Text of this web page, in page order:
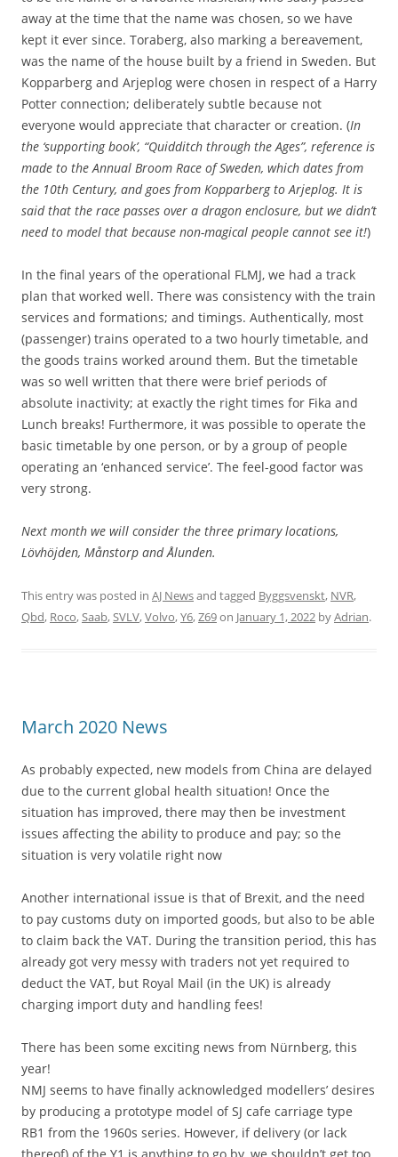
e
a
l
l
e
R
a
i
l
a
y
e
d
i
a
h
o
t
o
.
away at the time that the name was chosen, so we have
kept it ever since. Toraberg, also marking a bereavement,
was the name of the house built by a friend in Sweden. But
Kopparberg and Arjeplog were chosen in respect of a Harry
Potter connection; deliberately subtle because not
everyone would appreciate that character or creation. (In
the ‘supporting book’, “Quidditch through the Ages”, reference is
made to the Annual Broom Race of Sweden, which dates from
the 10th Century, and goes from Kopparberg to Arjeplog. It is
said that the race passes over a dragon enclosure, but we didn’t
need to model that because non-magical people cannot see it!)
In the final years of the operational FLMJ, we had a track
plan that worked well. There was consistency with the train
services and formations; and timings. Authentically, most
(passenger) trains operated to a two hourly timetable, and
the goods trains worked around them. But the timetable
was so well written that there were brief periods of
absolute inactivity; at exactly the right times for Fika and
Lunch breaks! Furthermore, it was possible to operate the
basic timetable by one person, or by a group of people
operating an ‘enhanced service’. The feel-good factor was
very strong.
Next month we will consider the three primary locations,
Lövhöjden, Månstorp and Ålunden.
This entry was posted in AJ Newsand tagged Byggsvenskt, NVR,
Qbd, Roco,Saab,SVLV,Volvo,Y6,Z69on January 1, 2022 byAdrian.
March 2020 News
As probably expected, new models from China are delayed
due to the current global health situation! Once the
situation has improved, there may then be investment
issues affecting the ability to produce and pay; so the
situation is very volatile right now
Another international issue is that of Brexit, and the need
to pay customs duty on imported goods, but also to be able
to claim back the VAT. During the transition period, this has
already got very messy with traders not yet required to
deduct the VAT, but Royal Mail (in the UK) is already
charging import duty and handling fees!
There has been some exciting news from Nürnberg, this
year!
NMJ seems to have finally acknowledged modellers’ desires
by producing a prototype model of SJ cafe carriage type
RB1 from the 1960s series. However, if delivery (or lack